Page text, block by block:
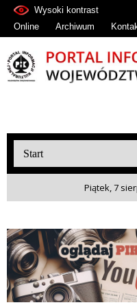
Wysoki kontrast
Online
Archiwum
Piątek, 7